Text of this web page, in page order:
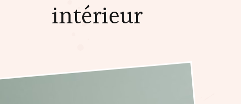
intérieur